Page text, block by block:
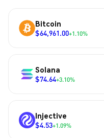
Bitcoin
$64,961.00+1.10%
Solana
$74.64+3.10%
Injective
$4.53+1.09%